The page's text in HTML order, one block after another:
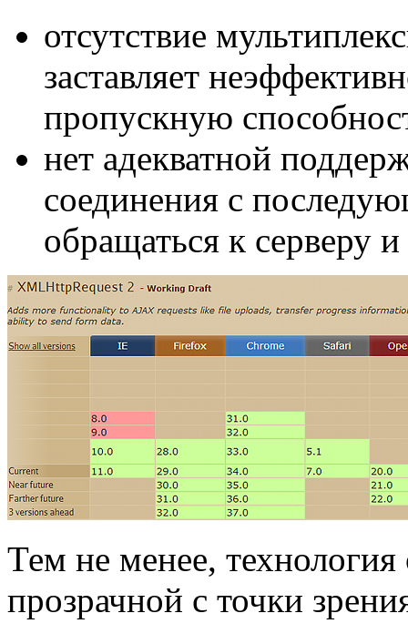
отсутствие
заставляет
пропускную
нет адекватной
соединения с
обращаться к серверу
Тем не менее, технология
прозрачной с точки